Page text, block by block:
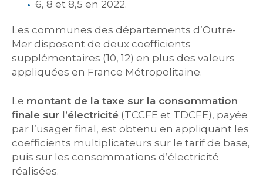
6, 8 et 8,5 en 2022.
Les communes des départements d’Outre-
Mer disposent de deux coefficients
supplémentaires (10, 12) en plus des valeurs
appliquées en France Métropolitaine.
Le montant de la taxe sur la consommation
finale sur l’électricité (TCCFE et TDCFE), payée
par l’usager final, est obtenu en appliquant les
coefficients multiplicateurs sur le tarif de base,
puis sur les consommations d’électricité
réalisées.